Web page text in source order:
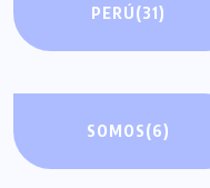
PERÚ(31)
SOMOS(6)